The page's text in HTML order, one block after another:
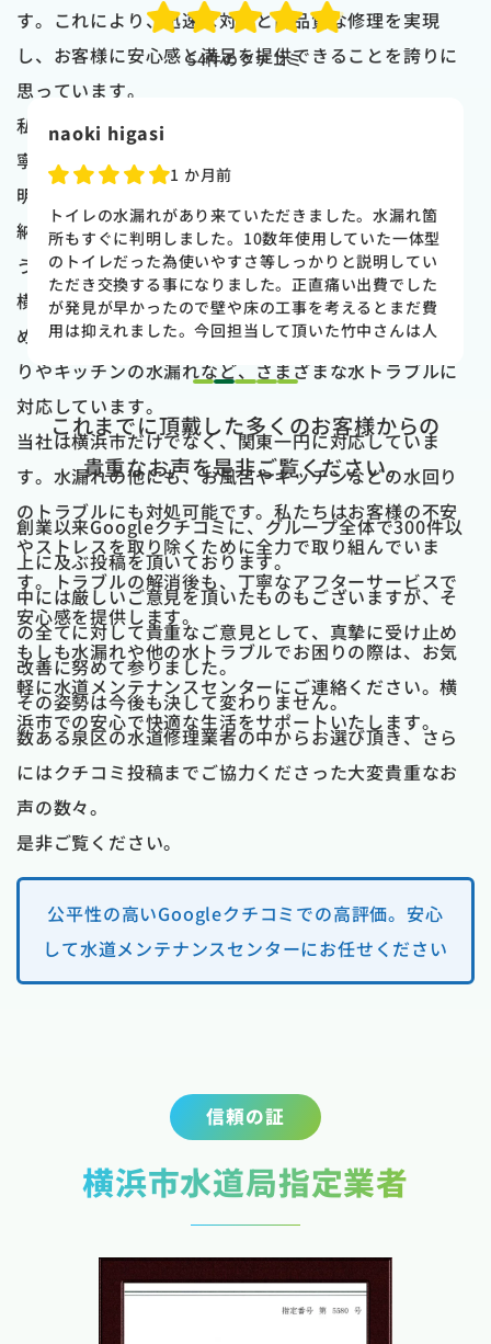
す。これにより、迅速な対応と高品質な修理を実現
し、お客様に安心感と満足を提供できることを誇りに
思っています。
私たちはただ修理するだけでなく、お客様に対して丁
寧なサービスを提供することにも力を入れています。
明確な見積もり説明と作業内容説明により、お客様に
納得感と信頼感をもって修理を依頼していただけるよ
う心がけています。
横浜市一帯にお住まいの方々からの信頼に応えるた
め、私たちは水漏れだけでなく、お風呂の排水溝詰ま
りやキッチンの水漏れなど、さまざまな水トラブルに
対応しています。
当社は横浜市だけでなく、関東一円に対応していま
す。水漏れの他にも、お風呂やキッチンなどの水回り
のトラブルにも対処可能です。私たちはお客様の不安
やストレスを取り除くために全力で取り組んでいま
す。トラブルの解消後も、丁寧なアフターサービスで
安心感を提供します。
もしも水漏れや他の水トラブルでお困りの際は、お気
軽に水道メンテナンスセンターにご連絡ください。横
浜市での安心で快適な生活をサポートいたします。
54件のクチコミ
naoki higasi
1 か月前
トイレの水漏れがあり来ていただきました。水漏れ箇
所もすぐに判明しました。10数年使用していた一体型
のトイレだった為使いやすさ等しっかりと説明してい
ただき交換する事になりました。正直痛い出費でした
が発見が早かったので壁や床の工事を考えるとまだ費
用は抑えれました。今回担当して頂いた竹中さんは人
た。 今回は2階のトイレでしたが、1階のトイレも修
理が必要になった時はまたお願いしたいと思いまし
た。
1 2 3 4 5
これまでに頂戴した多くのお客様からの
貴重なお声を是非ご覧ください。
創業以来Googleクチコミに、グループ全体で300件以
上に及ぶ投稿を頂いております。
中には厳しいご意見を頂いたものもございますが、そ
の全てに対して貴重なご意見として、真摯に受け止め
改善に努めて参りました。
その姿勢は今後も決して変わりません。
数ある泉区の水道修理業者の中からお選び頂き、さら
にはクチコミ投稿までご協力くださった大変貴重なお
声の数々。
是非ご覧ください。
公平性の高いGoogleクチコミでの高評価。安心
して水道メンテナンスセンターにお任せください
信頼の証
横浜市水道局指定業者